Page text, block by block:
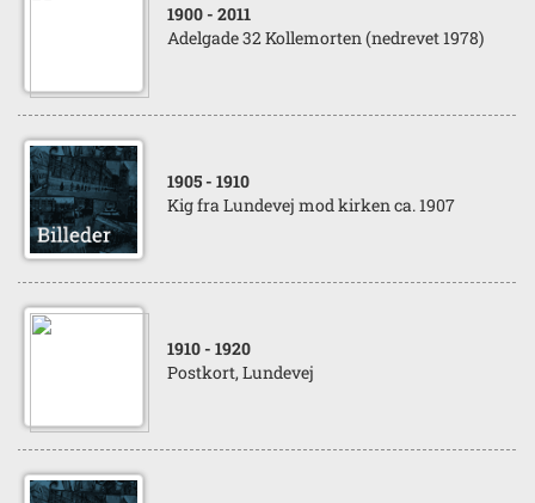
1900 - 2011
Adelgade 32 Kollemorten (nedrevet 1978)
1905 - 1910
Kig fra Lundevej mod kirken ca. 1907
1910 - 1920
Postkort, Lundevej